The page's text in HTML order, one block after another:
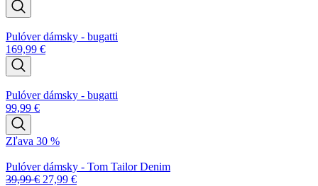
Pulóver dámsky - bugatti
169,99 €
Pulóver dámsky - bugatti
99,99 €
Zľava 30 %
Pulóver dámsky - Tom Tailor Denim
39,99€ 27,99 €